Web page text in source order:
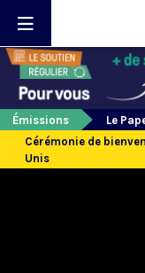
Émissions
Le
Cérémonie de
Unis